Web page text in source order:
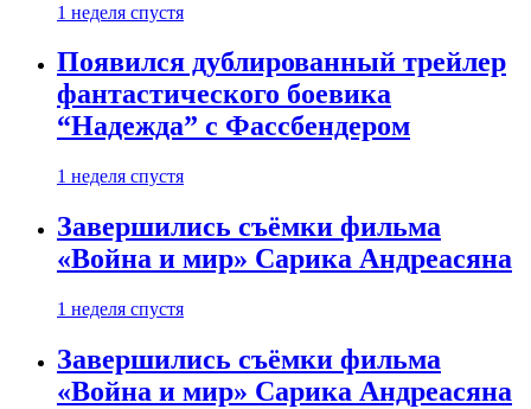
1 неделя спустя
Появился дублированный трейлер
фантастического боевика
“Надежда” с Фассбендером
1 неделя спустя
Завершились съёмки фильма
«Война и мир» Сарика Андреасяна
1 неделя спустя
Завершились съёмки фильма
«Война и мир» Сарика Андреасяна